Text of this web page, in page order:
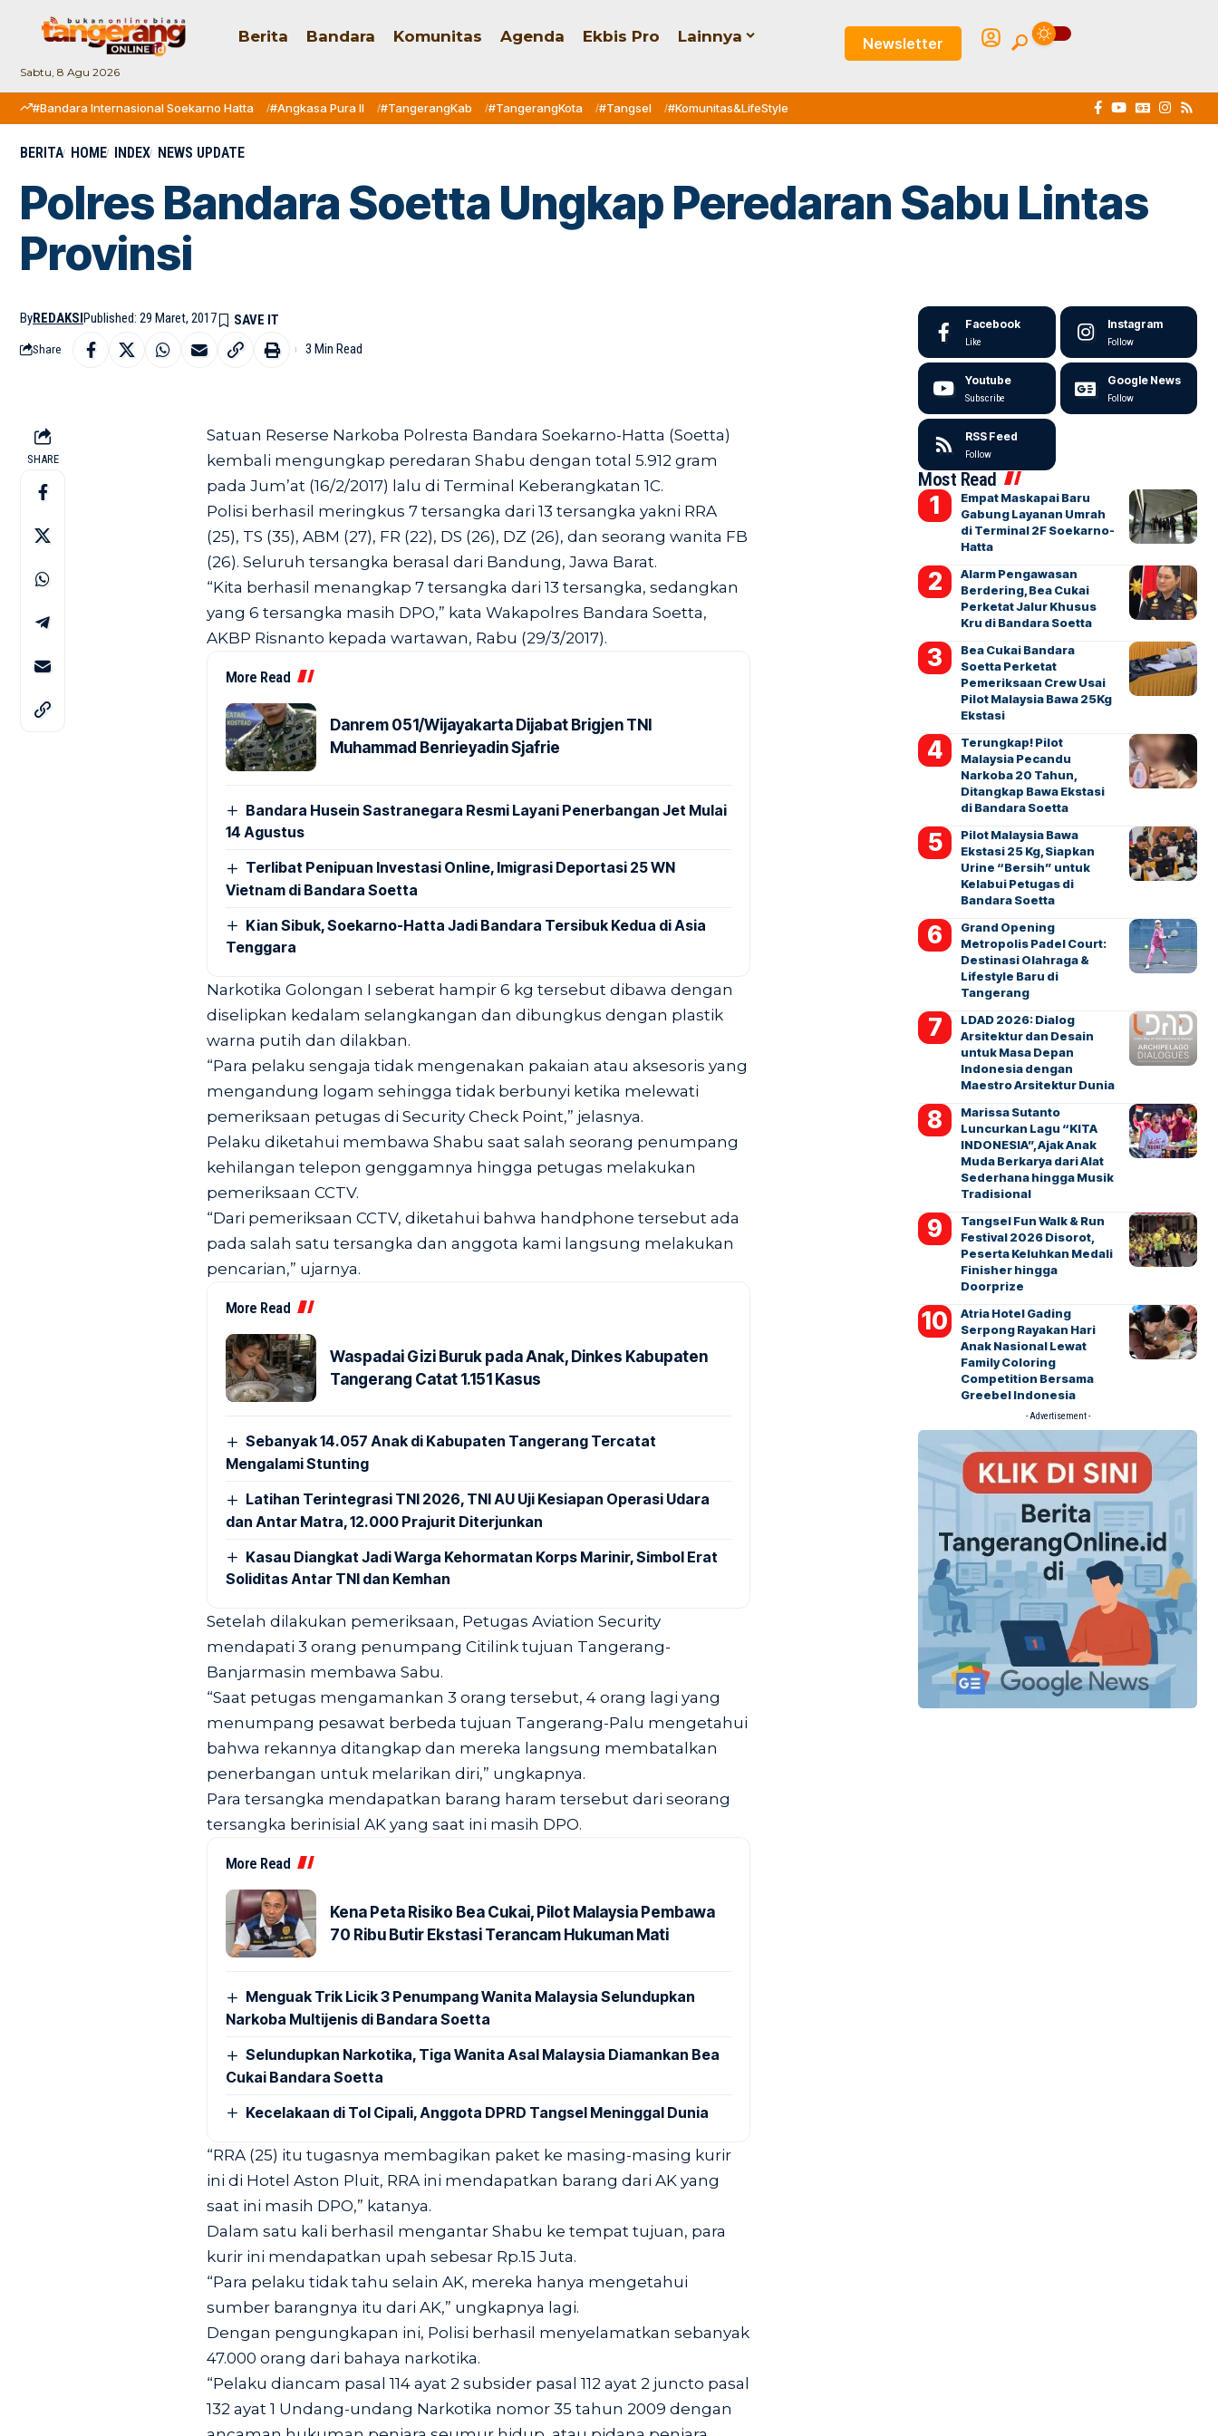
Sabtu, 8 Agu 2026
Berita Bandara Komunitas Agenda Ekbis Pro Lainnya Newsletter
#Bandara Internasional Soekarno Hatta #Angkasa Pura II #TangerangKab #TangerangKota #Tangsel #Komunitas&LifeStyle
BERITA HOME INDEX NEWS UPDATE
Polres Bandara Soetta Ungkap Peredaran Sabu Lintas
Provinsi
ByREDAKSIPublished: 29 Maret, 2017
Share 3 Min Read
SHARE
Satuan Reserse Narkoba Polresta Bandara Soekarno-Hatta (Soetta)
kembali mengungkap peredaran Shabu dengan total 5.912 gram
pada Jum’at (16/2/2017) lalu di Terminal Keberangkatan 1C.
Polisi berhasil meringkus 7 tersangka dari 13 tersangka yakni RRA
(25), TS (35), ABM (27), FR (22), DS (26), DZ (26), dan seorang wanita FB
(26). Seluruh tersangka berasal dari Bandung, Jawa Barat.
“Kita berhasil menangkap 7 tersangka dari 13 tersangka, sedangkan
yang 6 tersangka masih DPO,” kata Wakapolres Bandara Soetta,
AKBP Risnanto kepada wartawan, Rabu (29/3/2017).
More Read
Danrem 051/Wijayakarta Dijabat Brigjen TNI
Muhammad Benrieyadin Sjafrie
Bandara Husein Sastranegara Resmi Layani Penerbangan Jet Mulai
14 Agustus
Terlibat Penipuan Investasi Online, Imigrasi Deportasi 25 WN
Vietnam di Bandara Soetta
Kian Sibuk, Soekarno-Hatta Jadi Bandara Tersibuk Kedua di Asia
Tenggara
Narkotika Golongan I seberat hampir 6 kg tersebut dibawa dengan
diselipkan kedalam selangkangan dan dibungkus dengan plastik
warna putih dan dilakban.
“Para pelaku sengaja tidak mengenakan pakaian atau aksesoris yang
mengandung logam sehingga tidak berbunyi ketika melewati
pemeriksaan petugas di Security Check Point,” jelasnya.
Pelaku diketahui membawa Shabu saat salah seorang penumpang
kehilangan telepon genggamnya hingga petugas melakukan
pemeriksaan CCTV.
“Dari pemeriksaan CCTV, diketahui bahwa handphone tersebut ada
pada salah satu tersangka dan anggota kami langsung melakukan
pencarian,” ujarnya.
More Read
Waspadai Gizi Buruk pada Anak, Dinkes Kabupaten
Tangerang Catat 1.151 Kasus
Sebanyak 14.057 Anak di Kabupaten Tangerang Tercatat
Mengalami Stunting
Latihan Terintegrasi TNI 2026, TNI AU Uji Kesiapan Operasi Udara
dan Antar Matra, 12.000 Prajurit Diterjunkan
Kasau Diangkat Jadi Warga Kehormatan Korps Marinir, Simbol Erat
Soliditas Antar TNI dan Kemhan
Setelah dilakukan pemeriksaan, Petugas Aviation Security
mendapati 3 orang penumpang Citilink tujuan Tangerang-
Banjarmasin membawa Sabu.
“Saat petugas mengamankan 3 orang tersebut, 4 orang lagi yang
menumpang pesawat berbeda tujuan Tangerang-Palu mengetahui
bahwa rekannya ditangkap dan mereka langsung membatalkan
penerbangan untuk melarikan diri,” ungkapnya.
Para tersangka mendapatkan barang haram tersebut dari seorang
tersangka berinisial AK yang saat ini masih DPO.
More Read
Kena Peta Risiko Bea Cukai, Pilot Malaysia Pembawa
70 Ribu Butir Ekstasi Terancam Hukuman Mati
Menguak Trik Licik 3 Penumpang Wanita Malaysia Selundupkan
Narkoba Multijenis di Bandara Soetta
Selundupkan Narkotika, Tiga Wanita Asal Malaysia Diamankan Bea
Cukai Bandara Soetta
Kecelakaan di Tol Cipali, Anggota DPRD Tangsel Meninggal Dunia
“RRA (25) itu tugasnya membagikan paket ke masing-masing kurir
ini di Hotel Aston Pluit, RRA ini mendapatkan barang dari AK yang
saat ini masih DPO,” katanya.
Dalam satu kali berhasil mengantar Shabu ke tempat tujuan, para
kurir ini mendapatkan upah sebesar Rp.15 Juta.
“Para pelaku tidak tahu selain AK, mereka hanya mengetahui
sumber barangnya itu dari AK,” ungkapnya lagi.
Dengan pengungkapan ini, Polisi berhasil menyelamatkan sebanyak
47.000 orang dari bahaya narkotika.
“Pelaku diancam pasal 114 ayat 2 subsider pasal 112 ayat 2 juncto pasal
132 ayat 1 Undang-undang Narkotika nomor 35 tahun 2009 dengan
Facebook
Like
Instagram
Follow
Youtube
Subscribe
Google News
Follow
RSS Feed
Follow
Most Read
Empat Maskapai Baru
Gabung Layanan Umrah
di Terminal 2F Soekarno-
Hatta
Alarm Pengawasan
Berdering, Bea Cukai
Perketat Jalur Khusus
Kru di Bandara Soetta
Bea Cukai Bandara
Soetta Perketat
Pemeriksaan Crew Usai
Pilot Malaysia Bawa 25Kg
Ekstasi
Terungkap! Pilot
Malaysia Pecandu
Narkoba 20 Tahun,
Ditangkap Bawa Ekstasi
di Bandara Soetta
Pilot Malaysia Bawa
Ekstasi 25 Kg, Siapkan
Urine “Bersih” untuk
Kelabui Petugas di
Bandara Soetta
Grand Opening
Metropolis Padel Court:
Destinasi Olahraga &
Lifestyle Baru di
Tangerang
LDAD 2026: Dialog
Arsitektur dan Desain
untuk Masa Depan
Indonesia dengan
Maestro Arsitektur Dunia
Marissa Sutanto
Luncurkan Lagu “KITA
INDONESIA”, Ajak Anak
Muda Berkarya dari Alat
Sederhana hingga Musik
Tradisional
Tangsel Fun Walk & Run
Festival 2026 Disorot,
Peserta Keluhkan Medali
Finisher hingga
Doorprize
Atria Hotel Gading
Serpong Rayakan Hari
Anak Nasional Lewat
Family Coloring
Competition Bersama
Greebel Indonesia
- Advertisement -